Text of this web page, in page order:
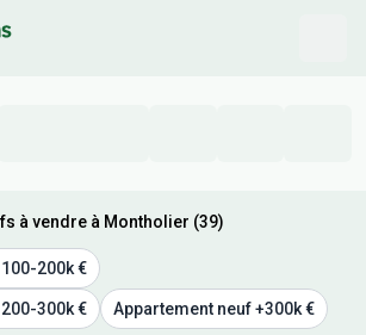
à vendre à Montholier (39)
200k €
300k € Appartement neuf +300k €